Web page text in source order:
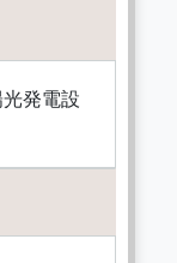
発電設